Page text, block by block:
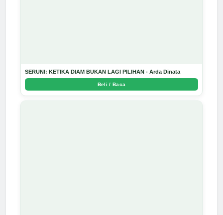
SERUNI: KETIKA DIAM BUKAN LAGI PILIHAN - Arda Dinata
Beli / Baca